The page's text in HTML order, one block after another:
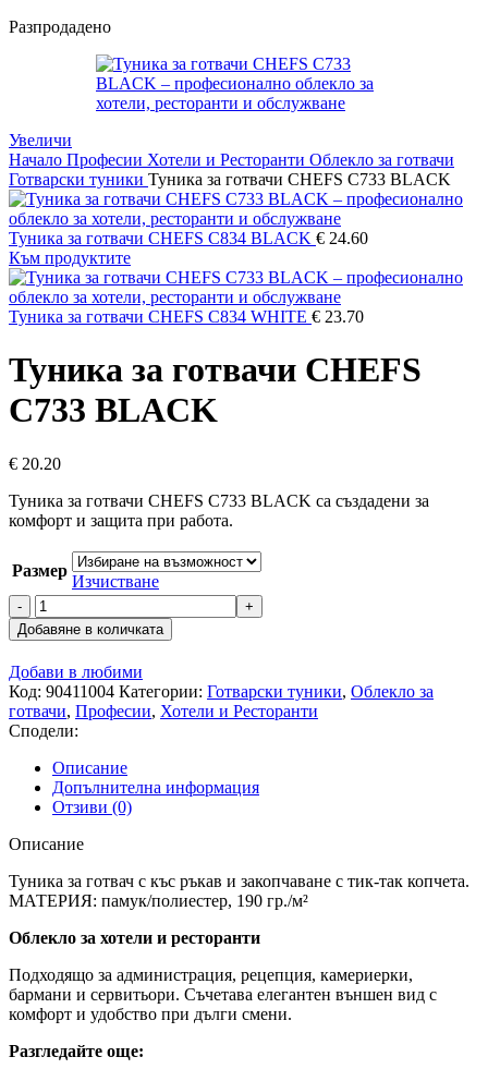
Разпродадено
Увеличи
Начало Професии Хотели и Ресторанти Облекло за готвачи
Готварски туники Туника за готвачи CHEFS C733 BLACK
Туника за готвачи CHEFS C834 BLACK € 24.60
Към продуктите
Туника за готвачи CHEFS C834 WHITE € 23.70
Туника за готвачи CHEFS
C733 BLACK
€ 20.20
Туника за готвачи CHEFS C733 BLACK са създадени за
комфорт и защита при работа.
Размер
Изчистване
количество
за
Туника
за
готвачи
CHEFS
C733
BLACK
Добавяне в количката
Добави в любими
Код: 90411004 Категории: Готварски туники, Облекло за
готвачи, Професии, Хотели и Ресторанти
Сподели:
Описание
Допълнителна информация
Отзиви (0)
Описание
Туника за готвач с къс ръкав и закопчаване с тик-так копчета.
МАТЕРИЯ: памук/полиестер, 190 гр./м²
Облекло за хотели и ресторанти
Подходящо за администрация, рецепция, камериерки,
бармани и сервитьори. Съчетава елегантен външен вид с
комфорт и удобство при дълги смени.
Разгледайте още: